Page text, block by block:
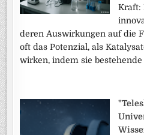
Kraft:
deren Auswirkungen auf die
oft das Potenzial, als
wirken, indem sie